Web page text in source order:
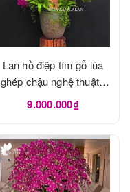
Lan hồ điệp tím gỗ lũa
ghép chậu nghệ thuật -
LHD1190
9.000.000₫